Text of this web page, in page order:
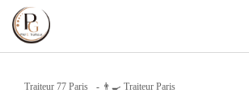
Traiteur 77 Paris - 👨‍🍳 Traiteur Paris